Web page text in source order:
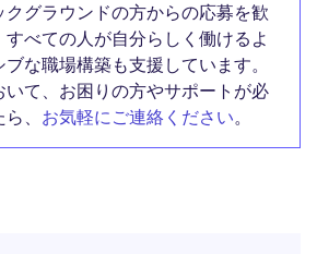
グラウンドの方からの応募を歓
べての人が自分らしく働けるよ
な職場構築も支援しています。
て、お困りの方やサポートが必
、 お気軽にご連絡ください。